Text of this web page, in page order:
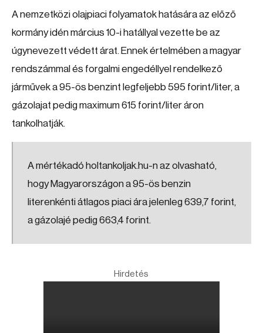
A nemzetközi olajpiaci folyamatok hatására az előző
kormány idén március 10-i hatállyal vezette be az
úgynevezett védett árat. Ennek értelmében a magyar
rendszámmal és forgalmi engedéllyel rendelkező
járművek a 95-ös benzint legfeljebb 595 forint/liter, a
gázolajat pedig maximum 615 forint/liter áron
tankolhatják.
A mértékadó holtankoljak.hu-n az olvasható,
hogy Magyarországon a 95-ös benzin
literenkénti átlagos piaci ára jelenleg 639,7 forint,
a gázolajé pedig 663,4 forint.
Hirdetés